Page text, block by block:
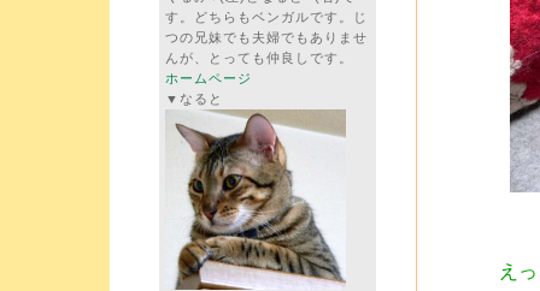
す。どちらもベンガルです。じ
つの兄妹でも夫婦でもありませ
んが、とっても仲良しです。
ホームページ
▼なると
え